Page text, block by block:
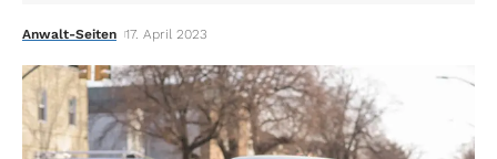
Anwalt-Seiten 17. April 2023